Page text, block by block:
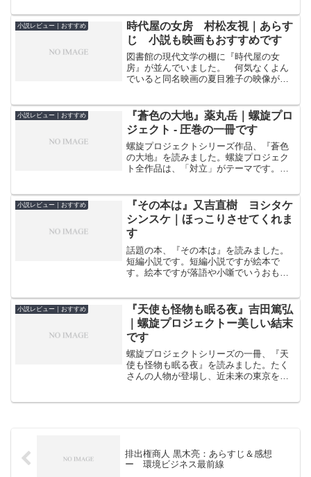
麻生人生（あそうじんせい）が葛藤を繰
り返しながら目の前に立ち...
小説レビュー｜おすすめ
時代屋の女房 村松友視｜あらす
じ 小説も映画もおすすめです
図書館の現代文学の棚に『時代屋の女
房』が並んでいました。 何気なくよん
でいると同名映画の夏目雅子の映像が強
も観てしまいました。夏目雅子の美貌に
みとれながら、今はだいぶ変...
小説レビュー｜おすすめ
『蒼色の大地』薬丸岳｜螺旋プロ
ジェクト ‐ 圧巻の一冊です
螺旋プロジェクトシリーズ作品、『蒼色
の大地』を読みました。螺旋プロジェク
ト全作品は、「対立」がテーマです。本
は明治時代の瀬戸内です。幼い頃同じ村
で育った３人、灯（あかし...
小説レビュー｜おすすめ
『その本は』又吉直樹 ヨシタケ
シンスケ｜ほっこりさせてくれま
す
話題の本、『その本は』を読みました。
短編小説です。短編小説ですが絵本で
す。絵本ですが落語や小噺でいうおもし
があったのでしょうか。心をほっこり優
しくさせる本です。まずは読...
小説レビュー｜おすすめ
『天使も怪物も眠る夜』吉田篤弘
｜螺旋プロジェクトー美しい結末
です
螺旋プロジェクトシリーズの一冊、『天
使も怪物も眠る夜』を読みました。たく
さんの人物が登場し、近未来の東京を舞
排出権商人 黒木亮：あらすじ＆感想
ー 環境ビジネス最前線